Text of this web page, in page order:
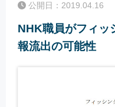
公開日：2019.04.16
NHK職員がフィッ
報流出の可能性